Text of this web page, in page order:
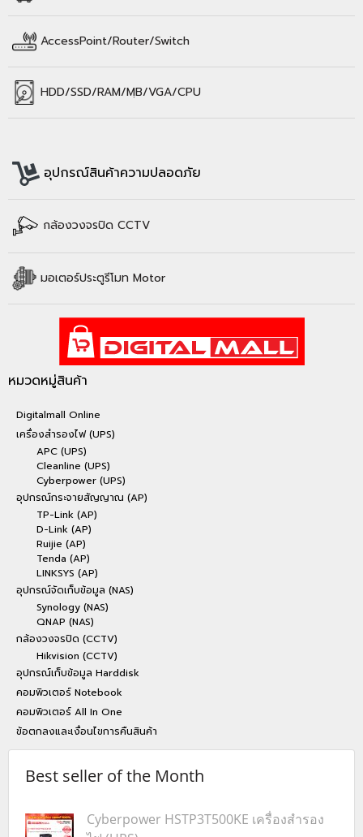
AccessPoint/Router/Switch
HDD/SSD/RAM/MฺB/VGA/CPU
อุปกรณ์สินค้าความปลอดภัย
กล้องวงจรปิด CCTV
มอเตอร์ประตูรีโมท Motor
หมวดหมู่สินค้า
Digitalmall Online
เครื่องสำรองไฟ (UPS)
APC (UPS)
Cleanline (UPS)
Cyberpower (UPS)
อุปกรณ์กระจายสัญญาณ (AP)
TP-Link (AP)
D-Link (AP)
Ruijie (AP)
Tenda (AP)
LINKSYS (AP)
อุปกรณ์จัดเก็บข้อมูล (NAS)
Synology (NAS)
QNAP (NAS)
กล้องวงจรปิด (CCTV)
Hikvision (CCTV)
อุปกรณ์เก็บข้อมูล Harddisk
คอมพิวเตอร์ Notebook
คอมพิวเตอร์ All In One
ข้อตกลงและเงื่อนไขการคืนสินค้า
Best seller of the Month
Cyberpower HSTP3T500KE เครื่องสำรอง